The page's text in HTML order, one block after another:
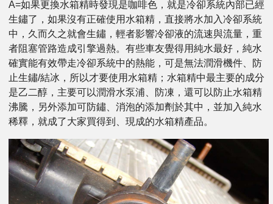
A=如果更換水箱精時發現是咖啡色，就是冷卻系統內部已經
生鏽了，如果沒有正確使用水箱精，直接將水加入冷卻系統
中，久而久之就會生鏽，輕者影響冷卻液的流速與流量，重
者阻塞管路造成引擎過熱。有些車友覺得用純水最好，純水
確實能有效帶走冷卻系統中的熱能，可是無法潤滑機件、防
止生鏽/結冰，所以才要使用水箱精；水箱精中最主要的成分
是乙二醇，主要可以潤滑水泵浦、防凍，還可以防止水箱精
沸騰，另外添加可防鏽、消泡的添加劑於其中，並加入純水
稀釋，就成了大家買得到、現成的水箱精產品。